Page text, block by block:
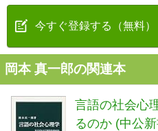
今すぐ登録する（無料）
岡本 真一郎の関連本
言語の社会心
るのか (中公